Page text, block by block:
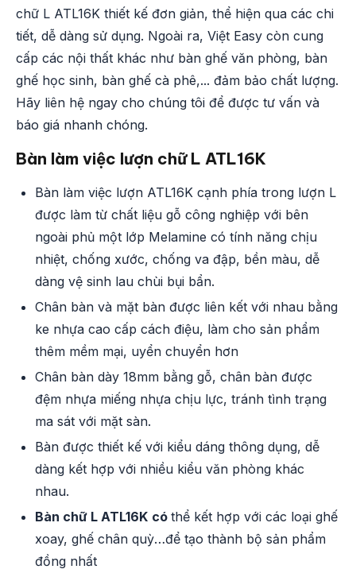
chữ L ATL16K thiết kế đơn giản, thể hiện qua các chi
tiết, dễ dàng sử dụng. Ngoài ra, Việt Easy còn cung
cấp các nội thất khác như bàn ghế văn phòng, bàn
ghế học sinh, bàn ghế cà phê,... đảm bảo chất lượng.
Hãy liên hệ ngay cho chúng tôi để được tư vấn và
báo giá nhanh chóng.
Bàn làm việc lượn chữ L ATL16K
Bàn làm việc lượn ATL16K cạnh phía trong lượn L
được làm từ chất liệu gỗ công nghiệp với bên
ngoài phủ một lớp Melamine có tính năng chịu
nhiệt, chống xước, chống va đập, bền màu, dễ
dàng vệ sinh lau chùi bụi bẩn.
Chân bàn và mặt bàn được liên kết với nhau bằng
ke nhựa cao cấp cách điệu, làm cho sản phẩm
thêm mềm mại, uyển chuyển hơn
Chân bàn dày 18mm bằng gỗ, chân bàn được
đệm nhựa miếng nhựa chịu lực, tránh tình trạng
ma sát với mặt sàn.
Bàn được thiết kế với kiểu dáng thông dụng, dễ
dàng kết hợp với nhiều kiểu văn phòng khác
nhau.
Bàn chữ L ATL16K có thể kết hợp với các loại ghế
xoay, ghế chân quỳ…để tạo thành bộ sản phẩm
đồng nhất